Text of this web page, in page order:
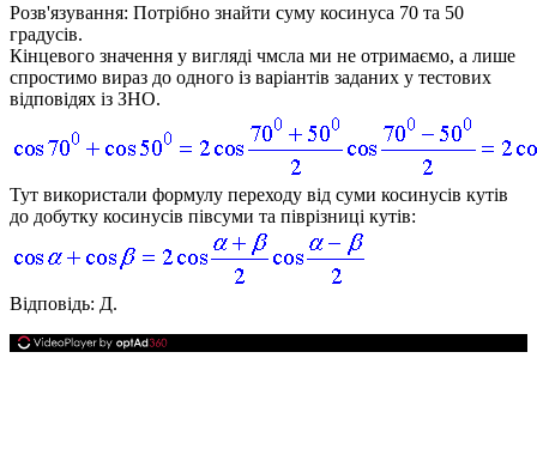
Розв'язування: Потрібно знайти суму косинуса 70 та 50
градусів.
Кінцевого значення у вигляді чмсла ми не отримаємо, а лише
спростимо вираз до одного із варіантів заданих у тестових
відповідях із ЗНО.
Тут використали формулу переходу від суми косинусів кутів
до добутку косинусів півсуми та піврізниці кутів:
Відповідь: Д.